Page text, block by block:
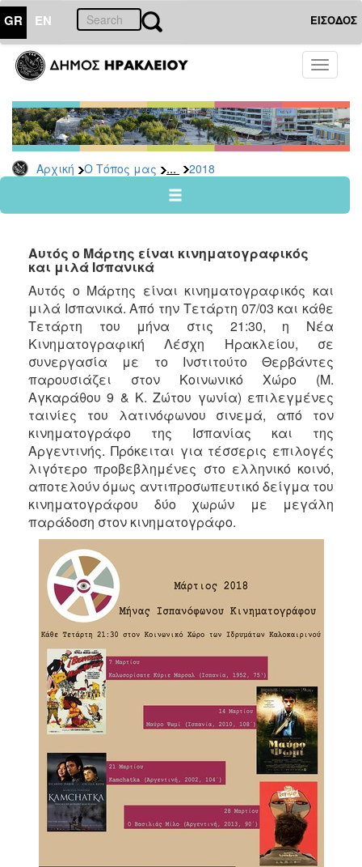
GR EN ΕΙΣΟΔΟΣ
Toggle
Αρχική Ο Τόπος μας ... 2018
ΤΟΠΟΣ
ΜΑΣ
Ανακοινώσεις
Αρχείο
2026
2024
2022
2021
2020
2019
2018
2017
2016
2015
2012
2011
ΠΟΛΙΤΙΣΜΟΣ
ΑΝΘΕΚΤΙΚΗ
Αυτός ο Μάρτης είναι κινηματογραφικός
και μιλά Ισπανικά
Αυτός ο Μάρτης είναι κινηματογραφικός και
μιλά Ισπανικά. Από την Τετάρτη 07/03 και κάθε
Τετάρτη του μήνα στις 21:30, η Νέα
Κινηματογραφική Λέσχη Ηρακλείου, σε
συνεργασία με το Ινστιτούτο Θερβάντες
παρουσιάζει στον Κοινωνικό Χώρο (Μ.
Αγκαράθου 9 & Κ. Ζώτου γωνία) επιλεγμένες
ταινίες του λατινόφωνου σινεμά, από τον
κινηματογράφο της Ισπανίας και της
Αργεντινής. Πρόκειται για τέσσερις επιλογές
λιγότερο προβεβλημένες στο ελληνικό κοινό,
αποτελούν όμως αντιπροσωπευτικό δείγμα του
κινηματογράφου δύο χωρών με μεγάλη
παράδοση στον κινηματογράφο.